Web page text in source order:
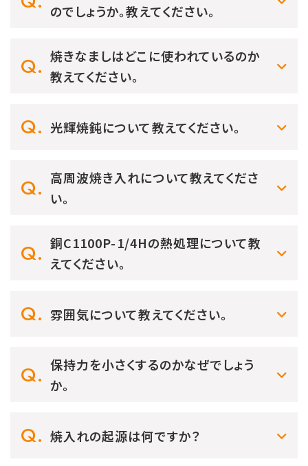
のでしょうか。教えてください。
焼きなましはどこに使われているのか
教えてください。
光輝焼鈍について教えてください。
高周波焼き入れについて教えてくださ
い。
銅C1100P-1/4Hの熱処理について教
えてください。
雰囲気について教えてください。
保持力を小さくするのかなぜでしょう
か。
焼入れの起源は何ですか？